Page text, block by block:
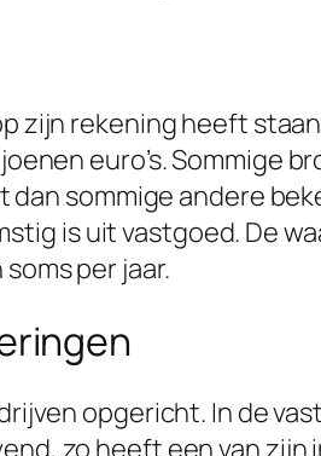
zijn rekening heeft
euro’s. Sommige
sommige andere
is uit vastgoed. De
per jaar.
opgericht. In de